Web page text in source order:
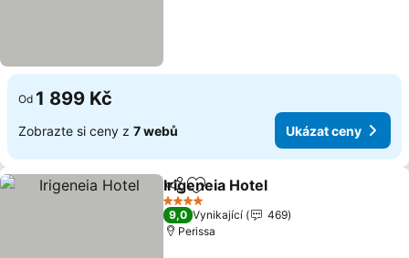
Od 1 899 Kč
Zobrazte si ceny z 7 webů Ukázat ceny
SdíletPřidat na seznam oblíbených
Irigeneia Hotel
4 Počet hvězdiček
9,0 Vynikající
469
Perissa